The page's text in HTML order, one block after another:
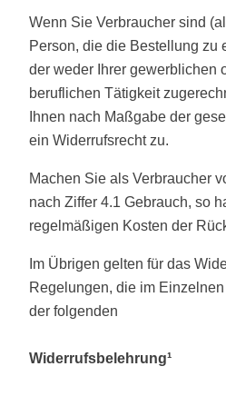
Wenn Sie Verbraucher sind
Person, die die Bestellung zu
der weder Ihrer gewerblichen
beruflichen Tätigkeit
Ihnen nach Maßgabe der
ein Widerrufsrecht zu.
Machen Sie als Verbraucher
nach Ziffer 4.1 Gebrauch, so
regelmäßigen Kosten der
Im Übrigen gelten für das
Regelungen, die im
der folgenden
Widerrufsbelehrung¹